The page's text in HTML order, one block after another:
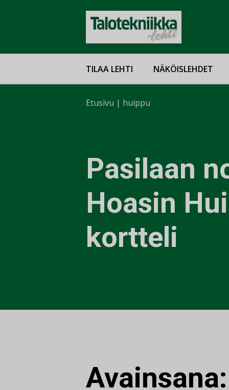
TILAA LEHTI NÄKÖISLEHDET
Etusivu | huippu
Pasilaan
Hoasin
kortteli